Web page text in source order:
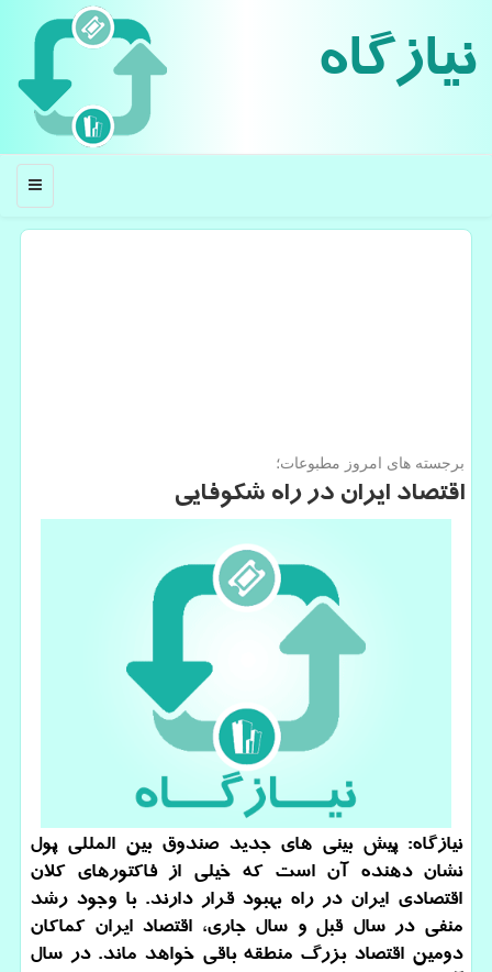
نیازگاه
منو
برجسته های امروز مطبوعات؛
اقتصاد ایران در راه شكوفایی
نیازگاه: پیش بینی های جدید صندوق بین المللی پول
نشان دهنده آن است كه خیلی از فاكتورهای كلان
اقتصادی ایران در راه بهبود قرار دارند. با وجود رشد
منفی در سال قبل و سال جاری، اقتصاد ایران كماكان
دومین اقتصاد بزرگ منطقه باقی خواهد ماند. در سال